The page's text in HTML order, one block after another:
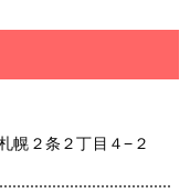
幌２条２丁目４−２